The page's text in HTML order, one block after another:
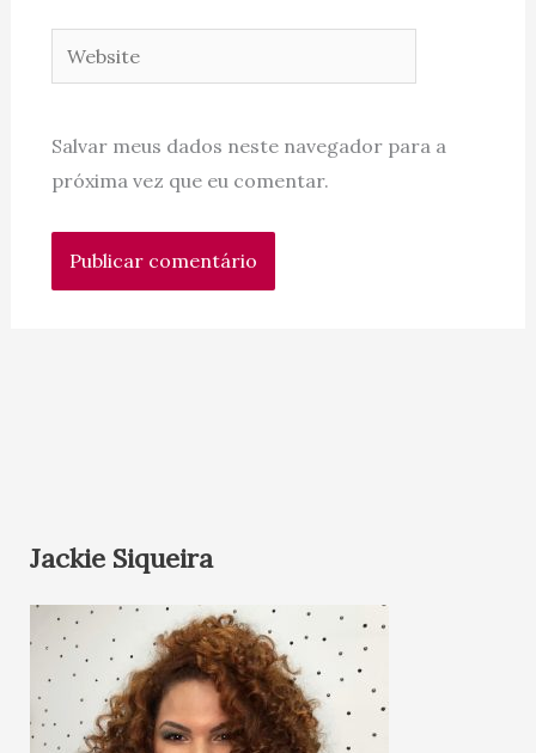
Website
Salvar meus dados neste navegador para a
próxima vez que eu comentar.
Jackie Siqueira